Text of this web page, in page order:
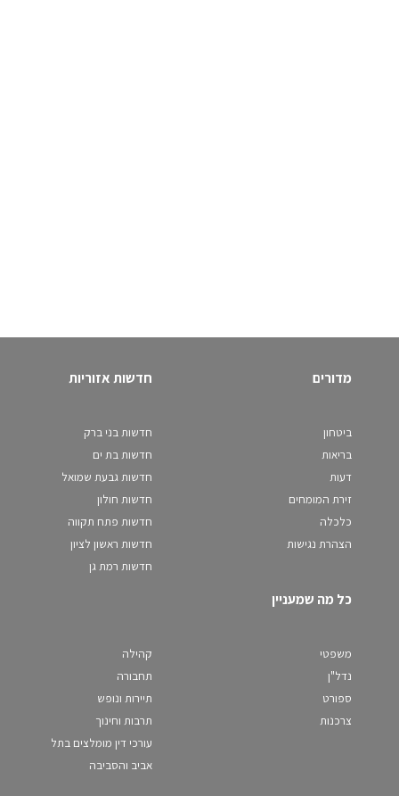
מדורים
ביטחון
בריאות
דעות
זירת המומחים
כלכלה
הצהרת נגישות
חדשות אזוריות
חדשות בני ברק
חדשות בת ים
חדשות גבעת שמואל
חדשות חולון
חדשות פתח תקווה
חדשות ראשון לציון
חדשות רמת גן
כל מה שמעניין
משפטי
נדל"ן
ספורט
צרכנות
קהילה
תחבורה
תיירות ונופש
תרבות וחינוך
עורכי דין מומלצים בתל
אביב והסביבה